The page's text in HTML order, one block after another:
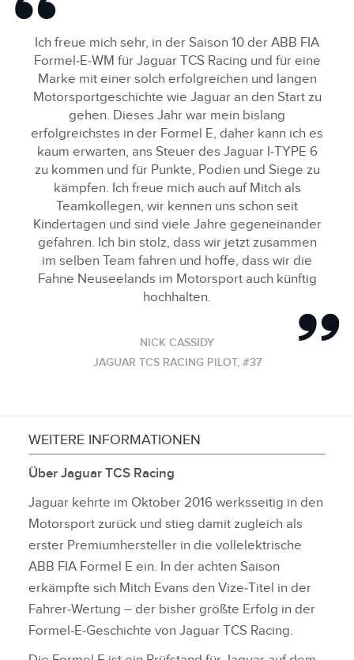
Ich freue mich sehr, in der Saison 10 der ABB FIA
Formel‑E‑WM für Jaguar TCS Racing und für eine
Marke mit einer solch erfolgreichen und langen
Motorsportgeschichte wie Jaguar an den Start zu
gehen. Dieses Jahr war mein bislang
erfolgreichstes in der Formel E, daher kann ich es
kaum erwarten, ans Steuer des Jaguar I‑TYPE 6
zu kommen und für Punkte, Podien und Siege zu
kämpfen. Ich freue mich auch auf Mitch als
Teamkollegen, wir kennen uns schon seit
Kindertagen und sind viele Jahre gegeneinander
gefahren. Ich bin stolz, dass wir jetzt zusammen
im selben Team fahren und hoffe, dass wir die
Fahne Neuseelands im Motorsport auch künftig
hochhalten.
NICK CASSIDY
JAGUAR TCS RACING PILOT, #37
WEITERE INFORMATIONEN
Über Jaguar TCS Racing
Jaguar kehrte im Oktober 2016 werksseitig in den
Motorsport zurück und stieg damit zugleich als
erster Premiumhersteller in die vollelektrische
ABB FIA Formel E ein. In der achten Saison
erkämpfte sich Mitch Evans den Vize‑Titel in der
Fahrer‑Wertung – der bisher größte Erfolg in der
Formel‑E‑Geschichte von Jaguar TCS Racing.